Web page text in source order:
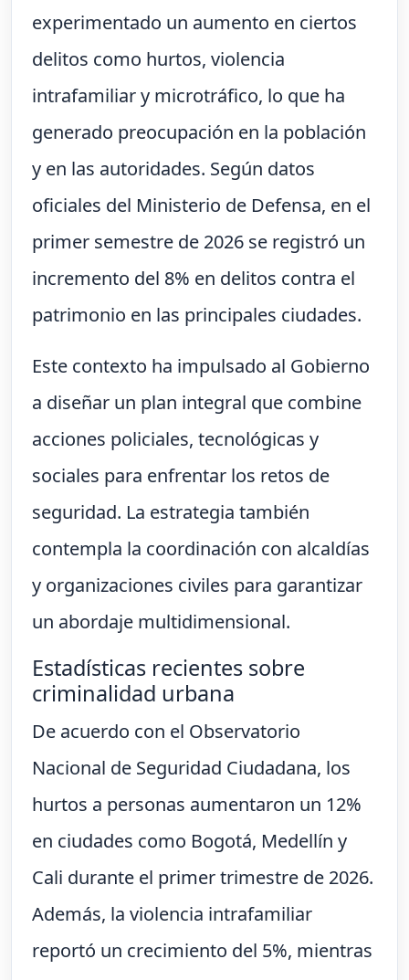
experimentado un aumento en ciertos
delitos como hurtos, violencia
intrafamiliar y microtráfico, lo que ha
generado preocupación en la población
y en las autoridades. Según datos
oficiales del Ministerio de Defensa, en el
primer semestre de 2026 se registró un
incremento del 8% en delitos contra el
patrimonio en las principales ciudades.
Este contexto ha impulsado al Gobierno
a diseñar un plan integral que combine
acciones policiales, tecnológicas y
sociales para enfrentar los retos de
seguridad. La estrategia también
contempla la coordinación con alcaldías
y organizaciones civiles para garantizar
un abordaje multidimensional.
Estadísticas recientes sobre
criminalidad urbana
De acuerdo con el Observatorio
Nacional de Seguridad Ciudadana, los
hurtos a personas aumentaron un 12%
en ciudades como Bogotá, Medellín y
Cali durante el primer trimestre de 2026.
Además, la violencia intrafamiliar
reportó un crecimiento del 5%, mientras